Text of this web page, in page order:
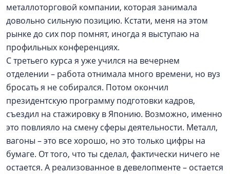
металлоторговой компании, которая занимала
довольно сильную позицию. Кстати, меня на этом
рынке до сих пор помнят, иногда я выступаю на
профильных конференциях.
С третьего курса я уже учился на вечернем
отделении – работа отнимала много времени, но вуз
бросать я не собирался. Потом окончил
президентскую программу подготовки кадров,
съездил на стажировку в Японию. Возможно, именно
это повлияло на смену сферы деятельности. Металл,
вагоны – это все хорошо, но это только цифры на
бумаге. От того, что ты сделал, фактически ничего не
остается. А реализованное в девелопменте – остается